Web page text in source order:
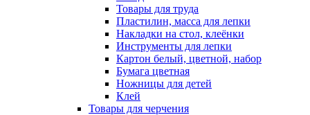
Товары для труда
Пластилин, масса для лепки
Накладки на стол, клеёнки
Инструменты для лепки
Картон белый, цветной, набор
Бумага цветная
Ножницы для детей
Клей
Товары для черчения